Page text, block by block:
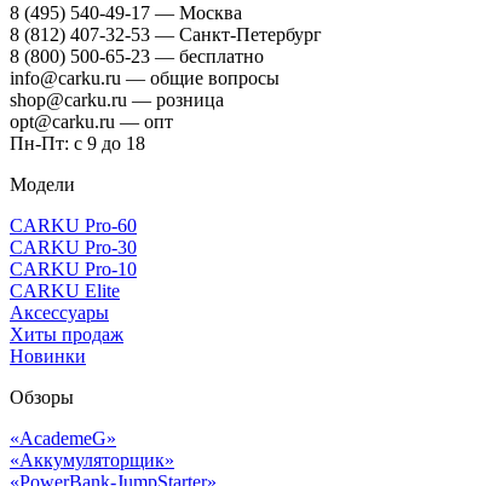
8 (495) 540-49-17 — Москва
8 (812) 407-32-53 — Санкт-Петербург
8 (800) 500-65-23 — бесплатно
info@carku.ru — общие вопросы
shop@carku.ru — розница
opt@carku.ru — опт
Пн-Пт: с 9 до 18
Модели
CARKU Pro-60
CARKU Pro-30
CARKU Pro-10
CARKU Elite
Аксессуары
Хиты продаж
Новинки
Обзоры
«AcademeG»
«Аккумуляторщик»
«PowerBank-JumpStarter»